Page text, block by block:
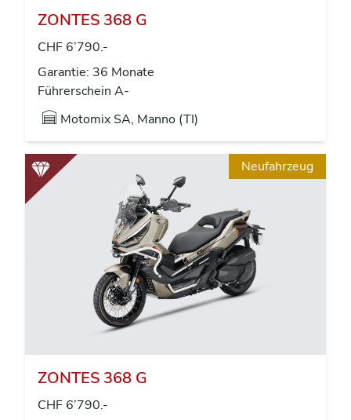
ZONTES 368 G
CHF 6’790.-
Garantie: 36 Monate
Führerschein A-
Motomix SA, Manno (TI)
Neufahrzeug
ZONTES 368 G
CHF 6’790.-